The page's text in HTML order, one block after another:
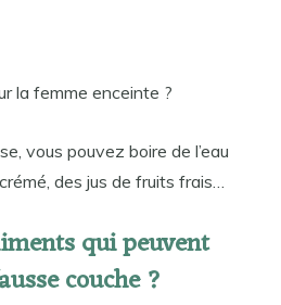
la femme enceinte ?
vous pouvez boire de l’eau
des jus de fruits frais…
qui peuvent
couche ?